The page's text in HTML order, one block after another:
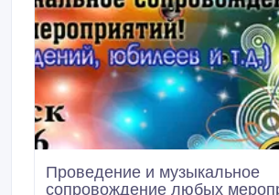
Проведение и музыкальное
сопровождение любых